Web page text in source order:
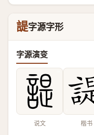
諟字源字形
字源演变
说文 楷书